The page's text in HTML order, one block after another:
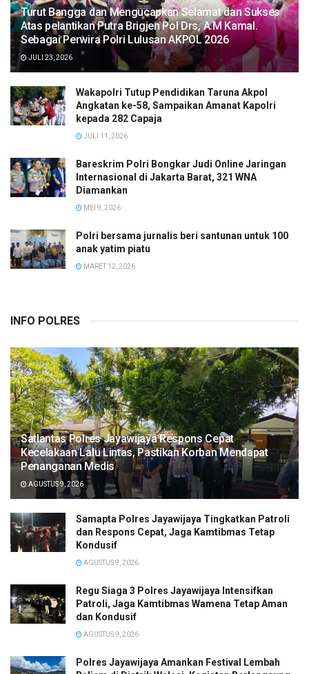
Turut Bangga dan Mengucapkan Selamat dan Sukses
Atas pelantikan Putra Brigjen Pol Drs, A.M Kamal.
Sebagai Perwira Polri Lulusan AKPOL 2026
JULI 23, 2026
Wakapolri Tutup Pendidikan Taruna Akpol
Angkatan ke-58, Sampaikan Amanat Kapolri
kepada 282 Capaja
JULI 11, 2026
Bareskrim Polri Bongkar Judi Online Jaringan
Internasional di Jakarta Barat, 321 WNA
Diamankan
MEI 9, 2026
Polri bersama jurnalis beri santunan untuk 100
anak yatim piatu
MARET 12, 2026
INFO POLRES
Satlantas Polres Jayawijaya Respons Cepat
Kecelakaan Lalu Lintas, Pastikan Korban Mendapat
Penanganan Medis
AGUSTUS 9, 2026
Samapta Polres Jayawijaya Tingkatkan Patroli
dan Respons Cepat, Jaga Kamtibmas Tetap
Kondusif
AGUSTUS 9, 2026
Regu Siaga 3 Polres Jayawijaya Intensifkan
Patroli, Jaga Kamtibmas Wamena Tetap Aman
dan Kondusif
AGUSTUS 9, 2026
Polres Jayawijaya Amankan Festival Lembah